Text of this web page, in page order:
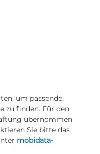
um passende,
zu finden. Für den
übernommen
Sie bitte das
mobidata-